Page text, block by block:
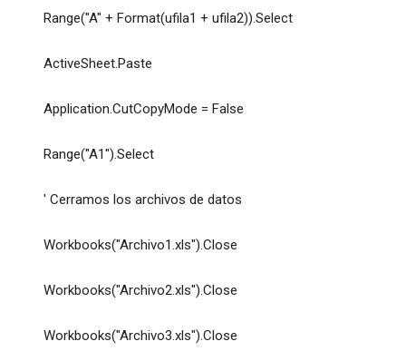
Range("A" + Format(ufila1 + ufila2)).Select
ActiveSheet.Paste
Application.CutCopyMode = False
Range("A1").Select
' Cerramos los archivos de datos
Workbooks("Archivo1.xls").Close
Workbooks("Archivo2.xls").Close
Workbooks("Archivo3.xls").Close